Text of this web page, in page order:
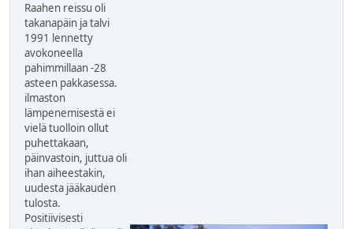
Raahen reissu oli
takanapäin ja talvi
1991 lennetty
avokoneella
pahimmillaan -28
asteen pakkasessa.
ilmaston
lämpenemisestä ei
vielä tuolloin ollut
puhettakaan,
päinvastoin, juttua oli
ihan aiheestakin,
uudesta jääkauden
tulosta.
Positiivisesti